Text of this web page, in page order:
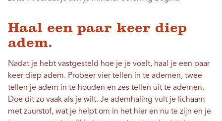
Haal een paar keer diep
adem.
Nadat je hebt vastgesteld hoe je je voelt, haal je een paar
keer diep adem. Probeer vier tellen in te ademen, twee
tellen je adem in te houden en zes tellen uit te ademen.
Doe dit zo vaak als je wilt. Je ademhaling vult je lichaam
met zuurstof, wat je helpt om in het hier en nu te zijn en je